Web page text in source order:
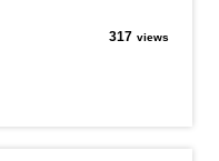
317 views